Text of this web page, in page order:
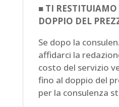
■ TI
DOPPIO DEL
Se dopo la
affidarci la
costo del servizio
fino al doppio del
per la consulenza